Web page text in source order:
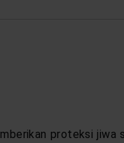
proteksi jiwa